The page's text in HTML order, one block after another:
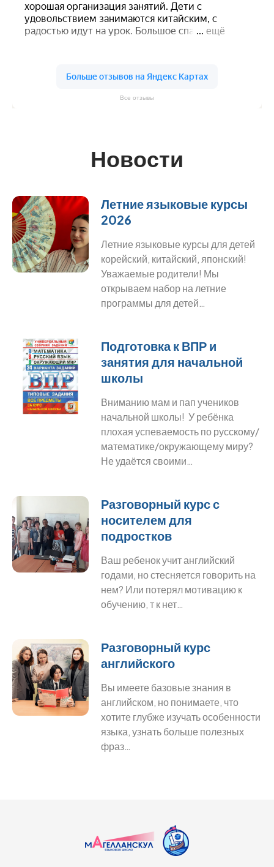
Все отзывы
Новости
Летние языковые курсы
2026
Летние языковые курсы для детей
корейский, китайский, японский!
Уважаемые родители! Мы
открываем набор на летние
программы для детей…
Подготовка к ВПР и
занятия для начальной
школы
Вниманию мам и пап учеников
начальной школы! У ребёнка
плохая успеваемость по русскому/
математике/окружающему миру?
Не удаётся своими…
Разговорный курс с
носителем для
подростков
Ваш ребенок учит английский
годами, но стесняется говорить на
нем? Или потерял мотивацию к
обучению, т к нет…
Разговорный курс
английского
Вы имеете базовые знания в
английском, но понимаете, что
хотите глубже изучать особенности
языка, узнать больше полезных
фраз…